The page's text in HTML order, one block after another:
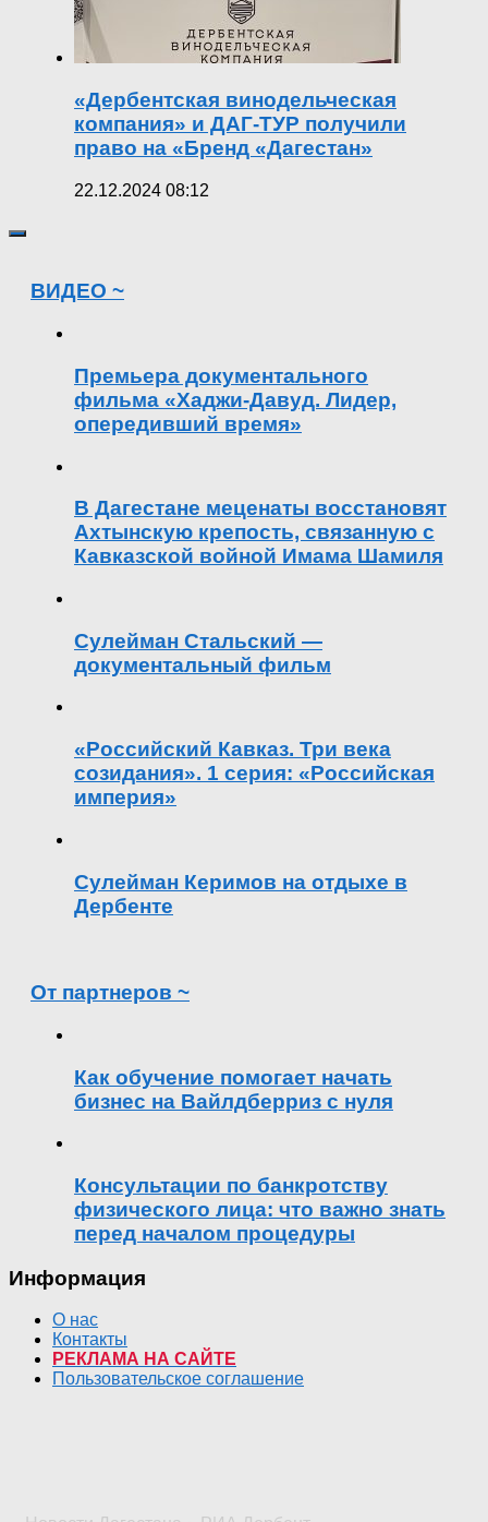
«Дербентская винодельческая
компания» и ДАГ-ТУР получили
право на «Бренд «Дагестан»
22.12.2024 08:12
ВИДЕО ~
Премьера документального
фильма «Хаджи-Давуд. Лидер,
опередивший время»
В Дагестане меценаты восстановят
Ахтынскую крепость, связанную с
Кавказской войной Имама Шамиля
Сулейман Стальский —
документальный фильм
«Российский Кавказ. Три века
созидания». 1 серия: «Российская
империя»
Сулейман Керимов на отдыхе в
Дербенте
От партнеров ~
Как обучение помогает начать
бизнес на Вайлдберриз с нуля
Консультации по банкротству
физического лица: что важно знать
перед началом процедуры
Информация
О нас
Контакты
РЕКЛАМА НА САЙТЕ
Пользовательское соглашение